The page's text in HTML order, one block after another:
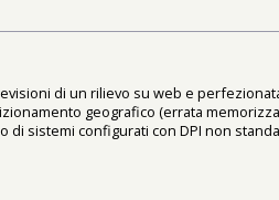
di un rilievo su web e
geografico (errata
di sistemi configurati con DPI non